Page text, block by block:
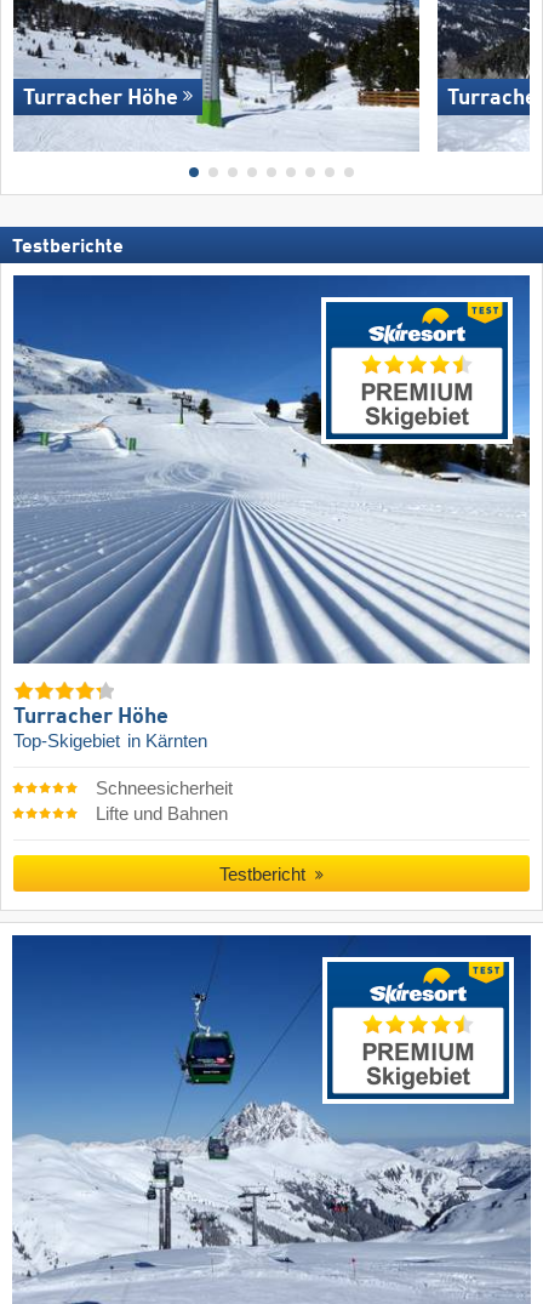
Turracher Höhe
Testberichte
Turracher Höhe
Top-Skigebiet in Kärnten
Schneesicherheit
Lifte und Bahnen
Testbericht